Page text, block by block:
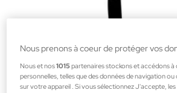
Nous prenons à coeur de protéger vos
Nous et nos1015 partenaires stockons et accédons à
personnelles, telles que des données de navigation ou
sur votre appareil . Si vous sélectionnez J'accepte,